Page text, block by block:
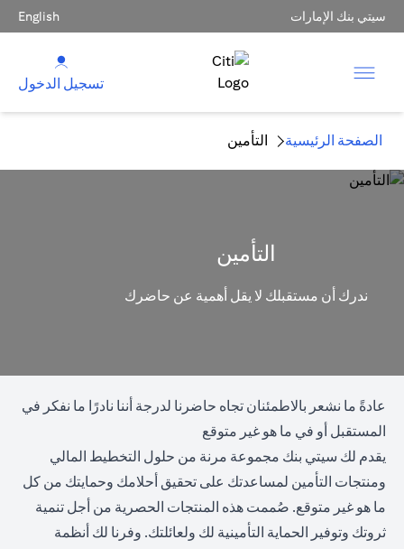
سيتي بنك الإمارات English
تسجيل الدخول
الصفحة الرئيسية التأمين
التأمين
ندرك أن مستقبلك لا يقل أهمية عن حاضرك
عادةً ما نشعر بالاطمئنان تجاه حاضرنا لدرجة أننا نادرًا ما نفكر في
المستقبل أو في ما هو غير متوقع
يقدم لك سيتي بنك مجموعة مرنة من حلول التخطيط المالي
ومنتجات التأمين لمساعدتك على تحقيق أحلامك وحمايتك من كل
ما هو غير متوقع. صُممت هذه المنتجات الحصرية من أجل تنمية
ثروتك وتوفير الحماية التأمينية لك ولعائلتك. وفرنا لك أنظمة